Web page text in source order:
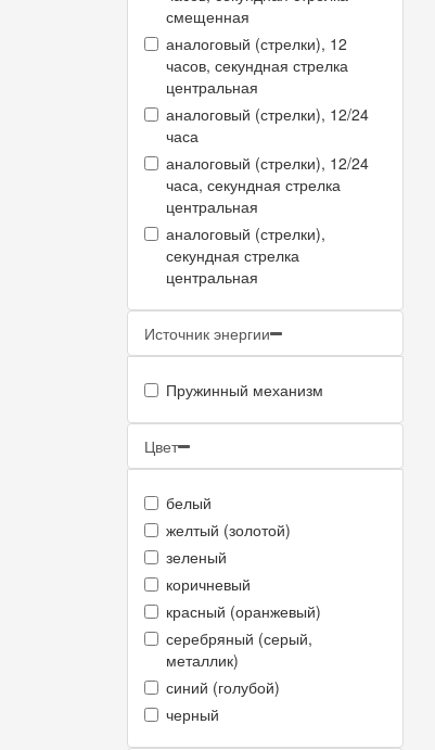
смещенная
аналоговый (стрелки), 12
часов, секундная стрелка
центральная
аналоговый (стрелки), 12/24
часа
аналоговый (стрелки), 12/24
часа, секундная стрелка
центральная
аналоговый (стрелки),
секундная стрелка
центральная
Источник энергии
Пружинный механизм
Цвет
белый
желтый (золотой)
зеленый
коричневый
красный (оранжевый)
серебряный (серый,
металлик)
синий (голубой)
черный